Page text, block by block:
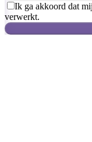
Ik ga akkoord dat
verwerkt.